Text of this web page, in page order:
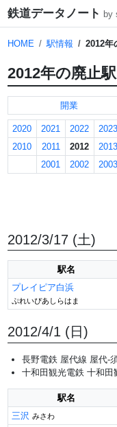
鉄道データノート by
HOME 駅情報 2012年
2012年の廃止駅
開業
2020 2021 2022 2023
2010
2011 2012 2013
2001
2002 2003
2012/3/17 (土)
駅名
プレイピア白浜
ぷれいぴあしらはま
2012/4/1 (日)
長野電鉄 屋代線 屋代-
十和田観光電鉄 十和田
駅名
三沢 みさわ